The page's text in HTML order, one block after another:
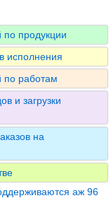
продукции
исполнения
по работам
и загрузки
на
аж 96